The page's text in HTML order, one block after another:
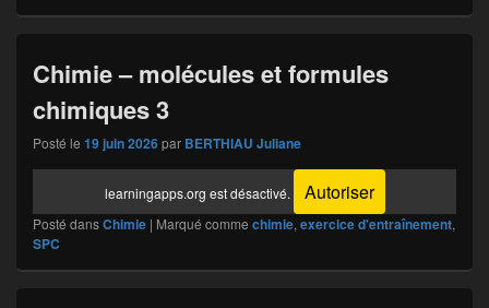
Chimie – molécules et formules
chimiques 3
Posté le 19 juin 2026par BERTHIAU Juliane
learningapps.org est désactivé. Autoriser
Posté dansChimie | Marqué comme chimie, exercice d'entraînement,
SPC